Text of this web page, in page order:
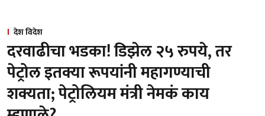
देश विदेश
दरवाढीचा भडका! डिझेल २५ रुपये, तर
पेट्रोल इतक्या रूपयांनी महागण्याची
शक्यता; पेट्रोलियम मंत्री नेमकं काय